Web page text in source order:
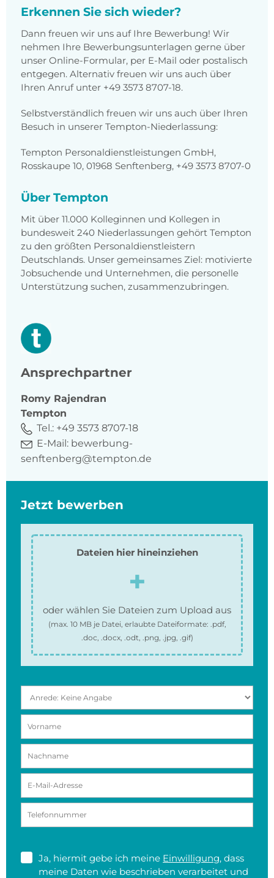
Erkennen Sie sich wieder?
Dann freuen wir uns auf Ihre Bewerbung! Wir
nehmen Ihre Bewerbungsunterlagen gerne über
unser Online-Formular, per E-Mail oder postalisch
entgegen. Alternativ freuen wir uns auch über
Ihren Anruf unter +49 3573 8707-18.
Selbstverständlich freuen wir uns auch über Ihren
Besuch in unserer Tempton-Niederlassung:
Tempton Personaldienstleistungen GmbH,
Rosskaupe 10, 01968 Senftenberg, +49 3573 8707-0
Über Tempton
Mit über 11.000 Kolleginnen und Kollegen in
bundesweit 240 Niederlassungen gehört Tempton
zu den größten Personaldienstleistern
Deutschlands. Unser gemeinsames Ziel: motivierte
Jobsuchende und Unternehmen, die personelle
Unterstützung suchen, zusammenzubringen.
Ansprechpartner
Romy Rajendran
Tempton
Tel.: +49 3573 8707-18
E-Mail: bewerbung-
senftenberg@tempton.de
Jetzt bewerben
Dateien hier hineinziehen
oder wählen Sie Dateien zum Upload aus
(max. 10 MBje Datei, erlaubte Dateiformate: .pdf,
.doc, .docx, .odt, .png, .jpg, .gif)
Ja, hiermit gebe ich meine Einwilligung, dass
meine Daten wie beschrieben verarbeitet und